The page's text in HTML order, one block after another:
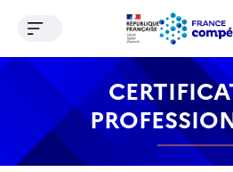
Contenu Recherche
Ouvrir le menu de